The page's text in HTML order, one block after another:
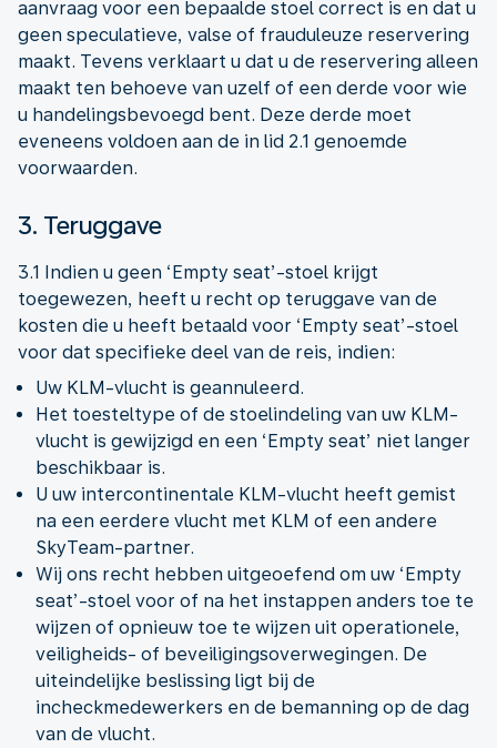
aanvraag voor een bepaalde stoel correct is en dat u
geen speculatieve, valse of frauduleuze reservering
maakt. Tevens verklaart u dat u de reservering alleen
maakt ten behoeve van uzelf of een derde voor wie
u handelingsbevoegd bent. Deze derde moet
eveneens voldoen aan de in lid 2.1 genoemde
voorwaarden.
3. Teruggave
3.1 Indien u geen ‘Empty seat’-stoel krijgt
toegewezen, heeft u recht op teruggave van de
kosten die u heeft betaald voor ‘Empty seat’-stoel
voor dat specifieke deel van de reis, indien:
Uw KLM-vlucht is geannuleerd.
Het toesteltype of de stoelindeling van uw KLM-
vlucht is gewijzigd en een ‘Empty seat’ niet langer
beschikbaar is.
U uw intercontinentale KLM-vlucht heeft gemist
na een eerdere vlucht met KLM of een andere
SkyTeam-partner.
Wij ons recht hebben uitgeoefend om uw ‘Empty
seat’-stoel voor of na het instappen anders toe te
wijzen of opnieuw toe te wijzen uit operationele,
veiligheids- of beveiligingsoverwegingen. De
uiteindelijke beslissing ligt bij de
incheckmedewerkers en de bemanning op de dag
van de vlucht.